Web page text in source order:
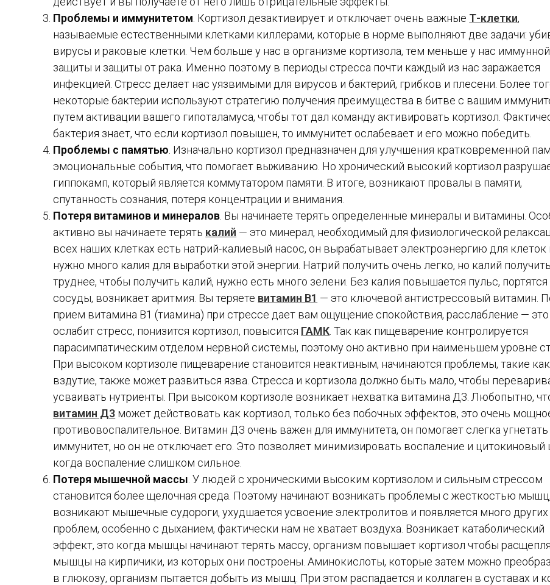
Проблемы и иммунитетом . Кортизол дезактивирует и отключает очень важные Т-клетки,
называемые естественными клетками киллерами, которые в норме выполняют две задачи:
вирусы и раковые клетки. Чем больше у нас в организме кортизола, тем меньше у нас иммунной
защиты и защиты от рака. Именно поэтому в периоды стресса почти каждый из нас заражается
инфекцией. Стресс делает нас уязвимыми для вирусов и бактерий, грибков и плесени. Более
некоторые бактерии используют стратегию получения преимущества в битве с вашим
путем активации вашего гипоталамуса, чтобы тот дал команду активировать кортизол.
бактерия знает, что если кортизол повышен, то иммунитет ослабевает и его можно победить.
Проблемы с памятью . Изначально кортизол предназначен для улучшения кратковременной
эмоциональные события, что помогает выживанию. Но хронический высокий кортизол
гиппокамп, который является коммутатором памяти. В итоге, возникают провалы в памяти,
спутанность сознания, потеря концентрации и внимания.
Потеря витаминов и минералов . Вы начинаете терять определенные минералы и витамины.
активно вы начинаете терять калий — это минерал, необходимый для физиологической
всех наших клетках есть натрий-калиевый насос, он вырабатывает электроэнергию для клеток
нужно много калия для выработки этой энергии. Натрий получить очень легко, но калий получить
труднее, чтобы получить калий, нужно есть много зелени. Без калия повышается пульс, портятся
сосуды, возникает аритмия. Вы теряете витамин В1 — это ключевой антистрессовый витамин.
прием витамина В1 (тиамина) при стрессе дает вам ощущение спокойствия, расслабление — это
ослабит стресс, понизится кортизол, повысится ГАМК . Так как пищеварение контролируется
парасимпатическим отделом нервной системы, поэтому оно активно при наименьшем уровне
При высоком кортизоле пищеварение становится неактивным, начинаются проблемы, такие как
вздутие, также может развиться язва. Стресса и кортизола должно быть мало, чтобы
усваивать нутриенты. При высоком кортизоле возникает нехватка витамина Д3. Любопытно,
витамин Д3 может действовать как кортизол, только без побочных эффектов, это очень
противовоспалительное. Витамин Д3 очень важен для иммунитета, он помогает слегка угнетать
иммунитет, но он не отключает его. Это позволяет минимизировать воспаление и цитокиновый
когда воспаление слишком сильное.
Потеря мышечной массы . У людей с хроническими высоким кортизолом и сильным стрессом
становится более щелочная среда. Поэтому начинают возникать проблемы с жесткостью мышц,
возникают мышечные судороги, ухудшается усвоение электролитов и появляется много других
проблем, особенно с дыханием, фактически нам не хватает воздуха. Возникает катаболический
эффект, это когда мышцы начинают терять массу, организм повышает кортизол чтобы
мышцы на кирпичики, из которых они построены. Аминокислоты, которые затем можно
в глюкозу, организм пытается добыть из мышц. При этом распадается и коллаген в суставах и